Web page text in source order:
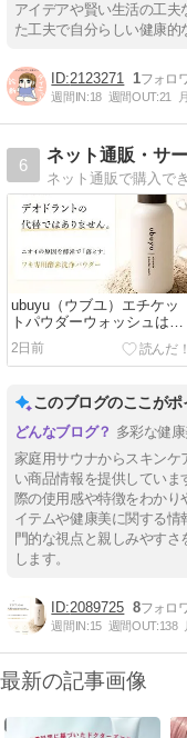
アイデアや賢い生活の工
た工夫で自分らしい健康的
2123271 1
週間IN:18 週間OUT:21
6
ネット通販・サ
ubuyu（ウブユ）エチケッ
トパウダーウォッシュはワ
キ専用酵素パウダー
2日前
このブログのここがポ
多彩な健
家庭用サウナからスキン
い商品情報を提供してい
際の使用感や特徴をわか
イテムや健康美に関する
門的な視点と親しみやす
します。
2089725 8
週間IN:15 週間OUT:138
最新の記事画像